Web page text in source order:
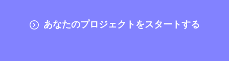
あなたのプロジェクトをスタートする